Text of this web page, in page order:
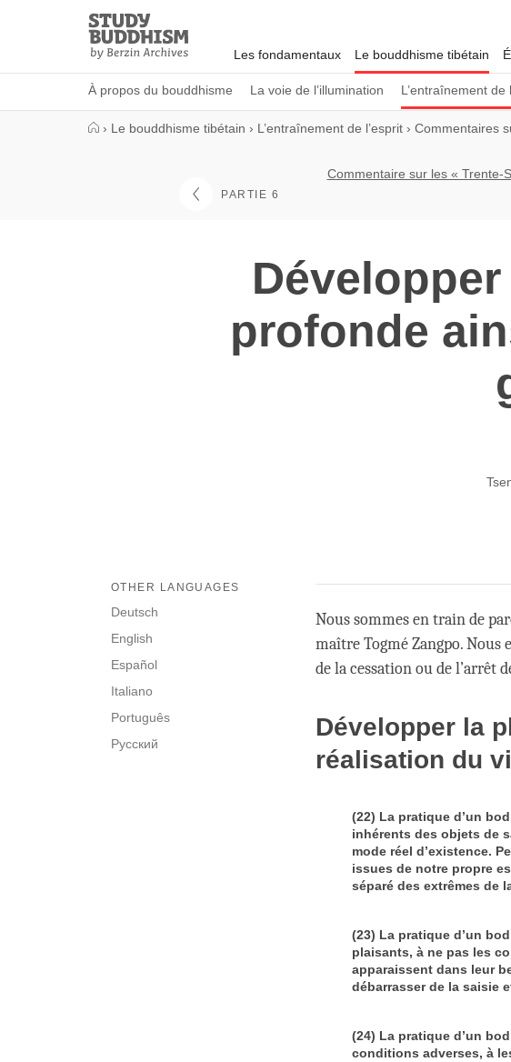
Study
Buddhism
Home
Les fondamentaux Le bouddhisme tibétain
À propos du bouddhisme La voie de l’illumination L’entraînement de
› Le bouddhisme tibétain › L’entraînement de l’esprit › Commentaires
PARTIE 6
Commentaire sur les « Trente-
profonde
OTHER LANGUAGES
Deutsch
English
Español
Italiano
Português
Русский
Nous sommes en train de
maître Togmé Zangpo. Nous
de la cessation ou de l’arrêt
Développer la
réalisation du
(22) La pratique d’un
inhérents des objets de
mode réel d’existence.
issues de notre propre
séparé des extrêmes de
(23) La pratique d’un
plaisants, à ne pas les
apparaissent dans leur
débarrasser de la saisie
(24) La pratique d’un
conditions adverses, à